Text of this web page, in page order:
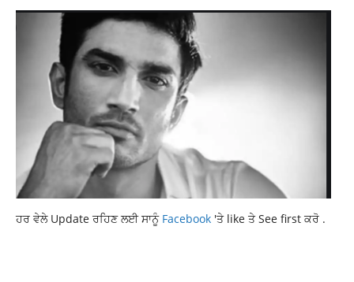
ਹਰ ਵੇਲੇ Update ਰਹਿਣ ਲਈ ਸਾਨੂੰ Facebook 'ਤੇ like ਤੇ See first ਕਰੋ .